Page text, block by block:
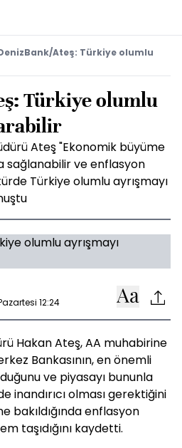
Ateş: Türkiye olumlu
Türkiye olumlu
Ateş "Ekonomik büyüme
sağlanabilir ve enflasyon
Türkiye olumlu ayrışmayı
12:24
Hakan Ateş, AA muhabirine
Bankasının, en önemli
ve piyasayı bununla
inandırıcı olması gerektiğini
bakıldığında enflasyon
taşıdığını kaydetti.